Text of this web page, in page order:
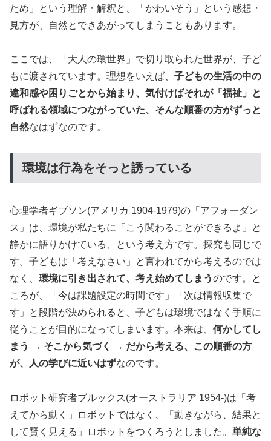
ため」という理解・解釈と、「かわいそう」という感想・
見方が、自然とできあがってしまうこともあります。
ここでは、「大人の環世界」で切り取られた世界が、子ど
もに渡されています。理想をいえば、 子どもの生活の中の
違和感や困りごとから始まり、気付けばそれが「福祉」と
呼ばれる領域につながっていた、そんな順番の方がずっと
自然なはずなのです。
環境は行為をそっと誘っている
心理学者ギブソン(アメリカ 1904-1979)の「アフォーダン
ス」は、環境が私たちに「こう関わることができるよ」と
静かに語りかけている、という考え方です。探究も同じで
す。子どもは「考えなさい」と言われてから考えるのでは
なく、 環境に引き出されて、考え始めてしまうのです。と
ころが、「今は課題設定の時間です」「次は情報収集で
す」と段階が決められると、子どもは環境ではなく手順に
従うことが目的になってしまいます。本来は、 何かしてし
まう → そこから気づく → だから考える、この順番の方
が、人の学びに近いはずなのです。
ロボット研究者ブルックス(オーストラリア 1954-)は「考
えてから動く」ロボットではなく、「動きながら、結果と
して賢く見える」ロボットをつくろうとしました。 単純な